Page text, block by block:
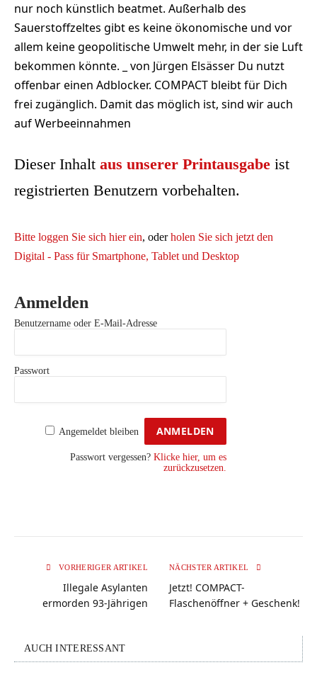
nur noch künstlich beatmet. Außerhalb des
Sauerstoffzeltes gibt es keine ökonomische und vor
allem keine geopolitische Umwelt mehr, in der sie Luft
bekommen könnte. _ von Jürgen Elsässer Du nutzt
offenbar einen Adblocker. COMPACT bleibt für Dich
frei zugänglich. Damit das möglich ist, sind wir auch
auf Werbeeinnahmen
Dieser Inhalt aus unserer Printausgabe ist
registrierten Benutzern vorbehalten.
Bitte loggen Sie sich hier ein, oderholen Sie sich jetzt den
Digital - Pass für Smartphone, Tablet und Desktop
Anmelden
Benutzername oder E-Mail-Adresse
Passwort
Angemeldet bleiben
Passwort vergessen? Klicke hier, um es
zurückzusetzen.
VORHERIGER ARTIKEL
Illegale Asylanten
ermorden 93-Jährigen
NÄCHSTER ARTIKEL
Jetzt! COMPACT-
Flaschenöffner + Geschenk!
AUCH INTERESSANT